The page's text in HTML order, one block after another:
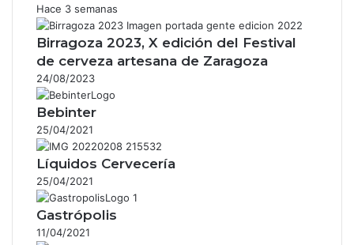
Hace 3 semanas
Birragoza 2023, X edición del Festival
de cerveza artesana de Zaragoza
24/08/2023
Bebinter
25/04/2021
Líquidos Cervecería
25/04/2021
Gastrópolis
11/04/2021